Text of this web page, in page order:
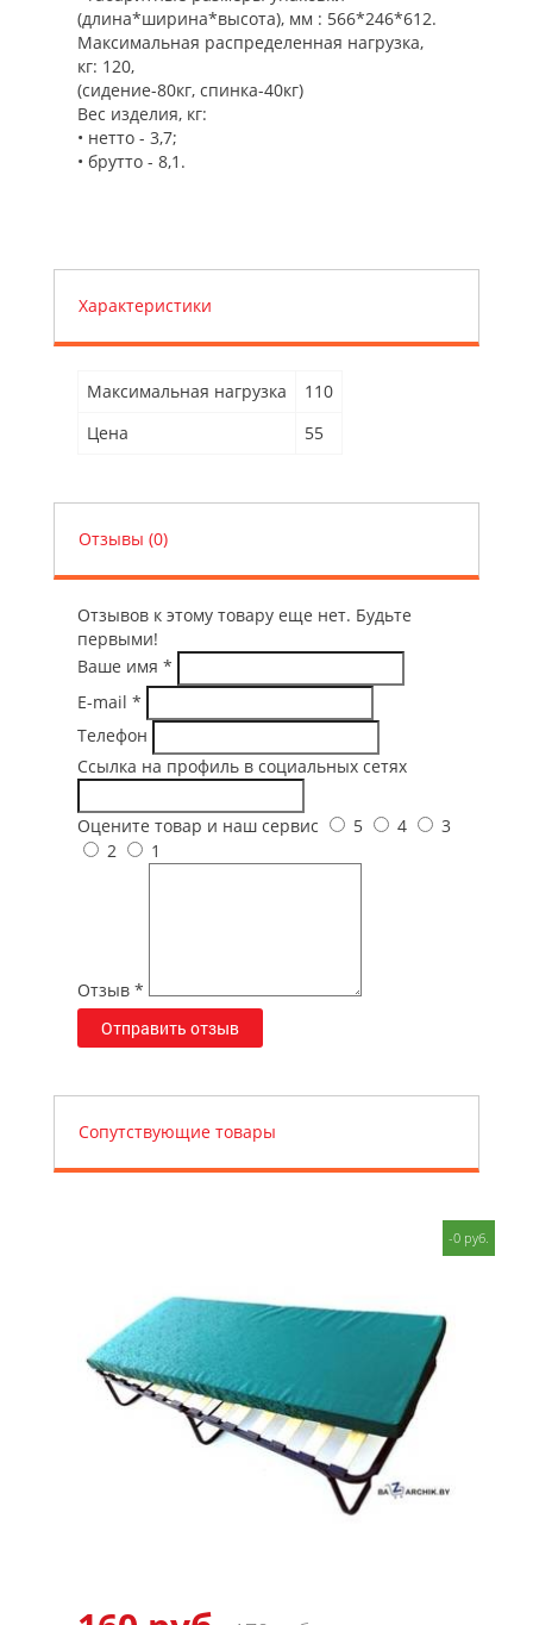
(длина*ширина*высота), мм : 566*246*612.
Максимальная распределенная нагрузка,
кг: 120,
(сидение-80кг, спинка-40кг)
Вес изделия, кг:
• нетто - 3,7;
• брутто - 8,1.
Характеристики
Максимальная нагрузка
110
Цена
55
Отзывы (0)
Отзывов к этому товару еще нет. Будьте
первыми!
Ваше имя *
E-mail *
Телефон
Ссылка на профиль в социальных сетях
Оцените товар и наш сервис 5 4
3
2
1
Отзыв *
Отправить отзыв
Сопутствующие товары
-0 руб.